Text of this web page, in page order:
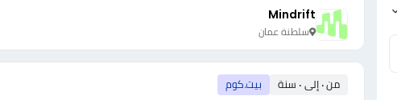
Mindrift
سلطنة عمان
من ٠ إلى ٠ سنة بيت.كوم